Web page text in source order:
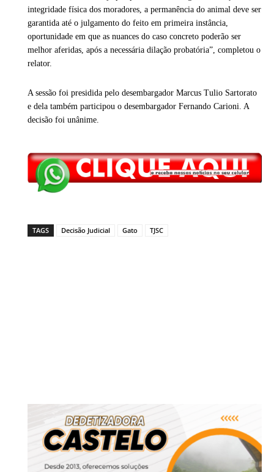
integridade física dos moradores, a permanência do animal deve ser
garantida até o julgamento do feito em primeira instância,
oportunidade em que as nuances do caso concreto poderão ser
melhor aferidas, após a necessária dilação probatória”, completou o
relator.
A sessão foi presidida pelo desembargador Marcus Tulio Sartorato
e dela também participou o desembargador Fernando Carioni. A
decisão foi unânime.
TAGS Decisão Judicial Gato TJSC